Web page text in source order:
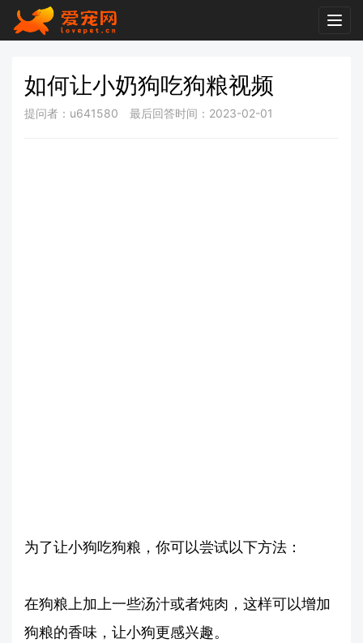
如何让小奶狗吃狗粮视频
提问者：u641580 最后回答时间：2023-02-01
为了让小狗吃狗粮，你可以尝试以下方法：
在狗粮上加上一些汤汁或者炖肉，这样可以增加
狗粮的香味，让小狗更感兴趣。